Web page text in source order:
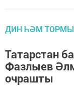
ДИН ҺӘМ
Татарстан
Фазлыев
очрашты